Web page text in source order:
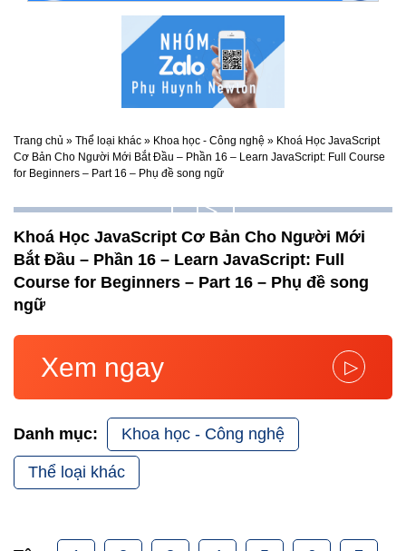
Trang chủ » Thể loại khác » Khoa học - Công nghệ » Khoá Học JavaScript
Cơ Bản Cho Người Mới Bắt Đầu – Phần 16 – Learn JavaScript: Full Course
for Beginners – Part 16 – Phụ đề song ngữ
▷
Tập
16
Khoá Học JavaScript Cơ Bản Cho Người Mới
Bắt Đầu – Phần 16 – Learn JavaScript: Full
Course for Beginners – Part 16 – Phụ đề song
ngữ
Danh mục: Khoa học - Công nghệ
Thể loại khác
Xem ngay ▷